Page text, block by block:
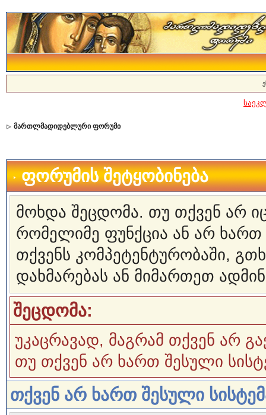
მართლმადიდებლური ფორუმი
ფორუმის შეტყობინება
მოხდა შეცდომა. თუ თქვენ არ
რომელიმე ფუნქცია ან არ ხართ
თქვენს კომპეტენტურობაში,
დახმარებას ან მიმართეთ
შეცდომა:
უკაცრავად, მაგრამ თქვენ არ
თუ თქვენ არ ხართ შესული
თქვენ არ ხართ შესული